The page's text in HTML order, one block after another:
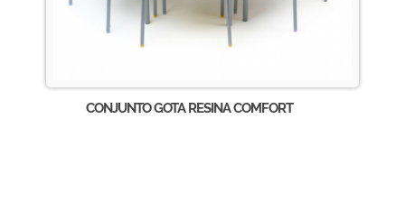
CONJUNTO GOTA RESINA COMFORT